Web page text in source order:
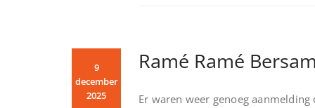
9
december
2025
Ramé Ramé
Er waren weer genoeg